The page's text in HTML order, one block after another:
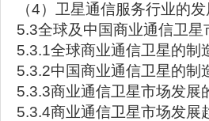
（4）卫星通信服务行业的
5.3全球及中国商业通信卫星
5.3.1全球商业通信卫星的制
5.3.2中国商业通信卫星的制
5.3.3商业通信卫星市场发展
5.3.4商业通信卫星市场发展